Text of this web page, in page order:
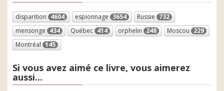
disparition 4604 espionnage 3654 Russie 732
mensonge 434 Québec 414 orphelin 248 Moscou 229
Montréal 145
Si vous avez aimé ce livre, vous aimerez
aussi...